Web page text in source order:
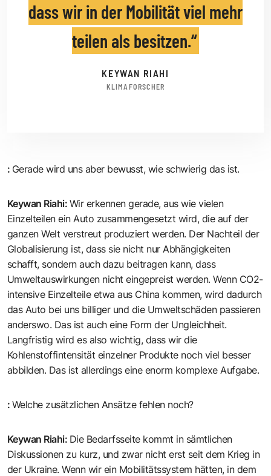
dass wir in der Mobilität viel mehr
teilen als besitzen.
KEYWAN RIAHI
KLIMAFORSCHER
: Gerade wird uns aber bewusst, wie schwierig das ist.
Keywan Riahi: Wir erkennen gerade, aus wie vielen
Einzelteilen ein Auto zusammengesetzt wird, die auf der
ganzen Welt verstreut produziert werden. Der Nachteil der
Globalisierung ist, dass sie nicht nur Abhängigkeiten
schafft, sondern auch dazu beitragen kann, dass
Umweltauswirkungen nicht eingepreist werden. Wenn CO2-
intensive Einzelteile etwa aus China kommen, wird dadurch
das Auto bei uns billiger und die Umweltschäden passieren
anderswo. Das ist auch eine Form der Ungleichheit.
Langfristig wird es also wichtig, dass wir die
Kohlenstoffintensität einzelner Produkte noch viel besser
abbilden. Das ist allerdings eine enorm komplexe Aufgabe.
: Welche zusätzlichen Ansätze fehlen noch?
Keywan Riahi: Die Bedarfsseite kommt in sämtlichen
Diskussionen zu kurz, und zwar nicht erst seit dem Krieg in
der Ukraine. Wenn wir ein Mobilitätssystem hätten, in dem